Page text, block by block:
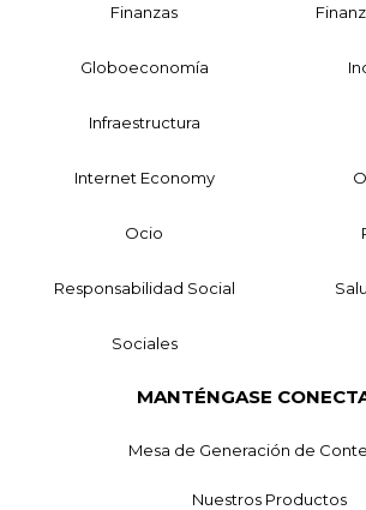
Finanzas
Globoeconomía
Infraestructura
Internet Economy
Ocio
Responsabilidad Social
Sociales
MANTÉNGASE
Mesa de Generación de
Nuestros Productos